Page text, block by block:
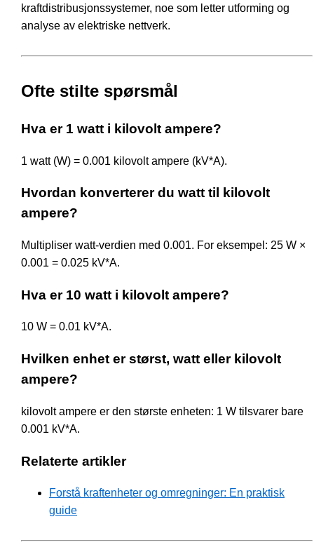
kraftdistribusjonssystemer, noe som letter utforming og
analyse av elektriske nettverk.
Ofte stilte spørsmål
Hva er 1 watt i kilovolt ampere?
1 watt (W) = 0.001 kilovolt ampere (kV*A).
Hvordan konverterer du watt til kilovolt
ampere?
Multipliser watt-verdien med 0.001. For eksempel: 25 W ×
0.001 = 0.025 kV*A.
Hva er 10 watt i kilovolt ampere?
10 W = 0.01 kV*A.
Hvilken enhet er størst, watt eller kilovolt
ampere?
kilovolt ampere er den største enheten: 1 W tilsvarer bare
0.001 kV*A.
Relaterte artikler
Forstå kraftenheter og omregninger: En praktisk
guide